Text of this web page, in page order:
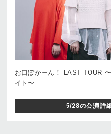
お⼝ぽかーん！ LAST TOUR
イト〜
5/28の公演詳